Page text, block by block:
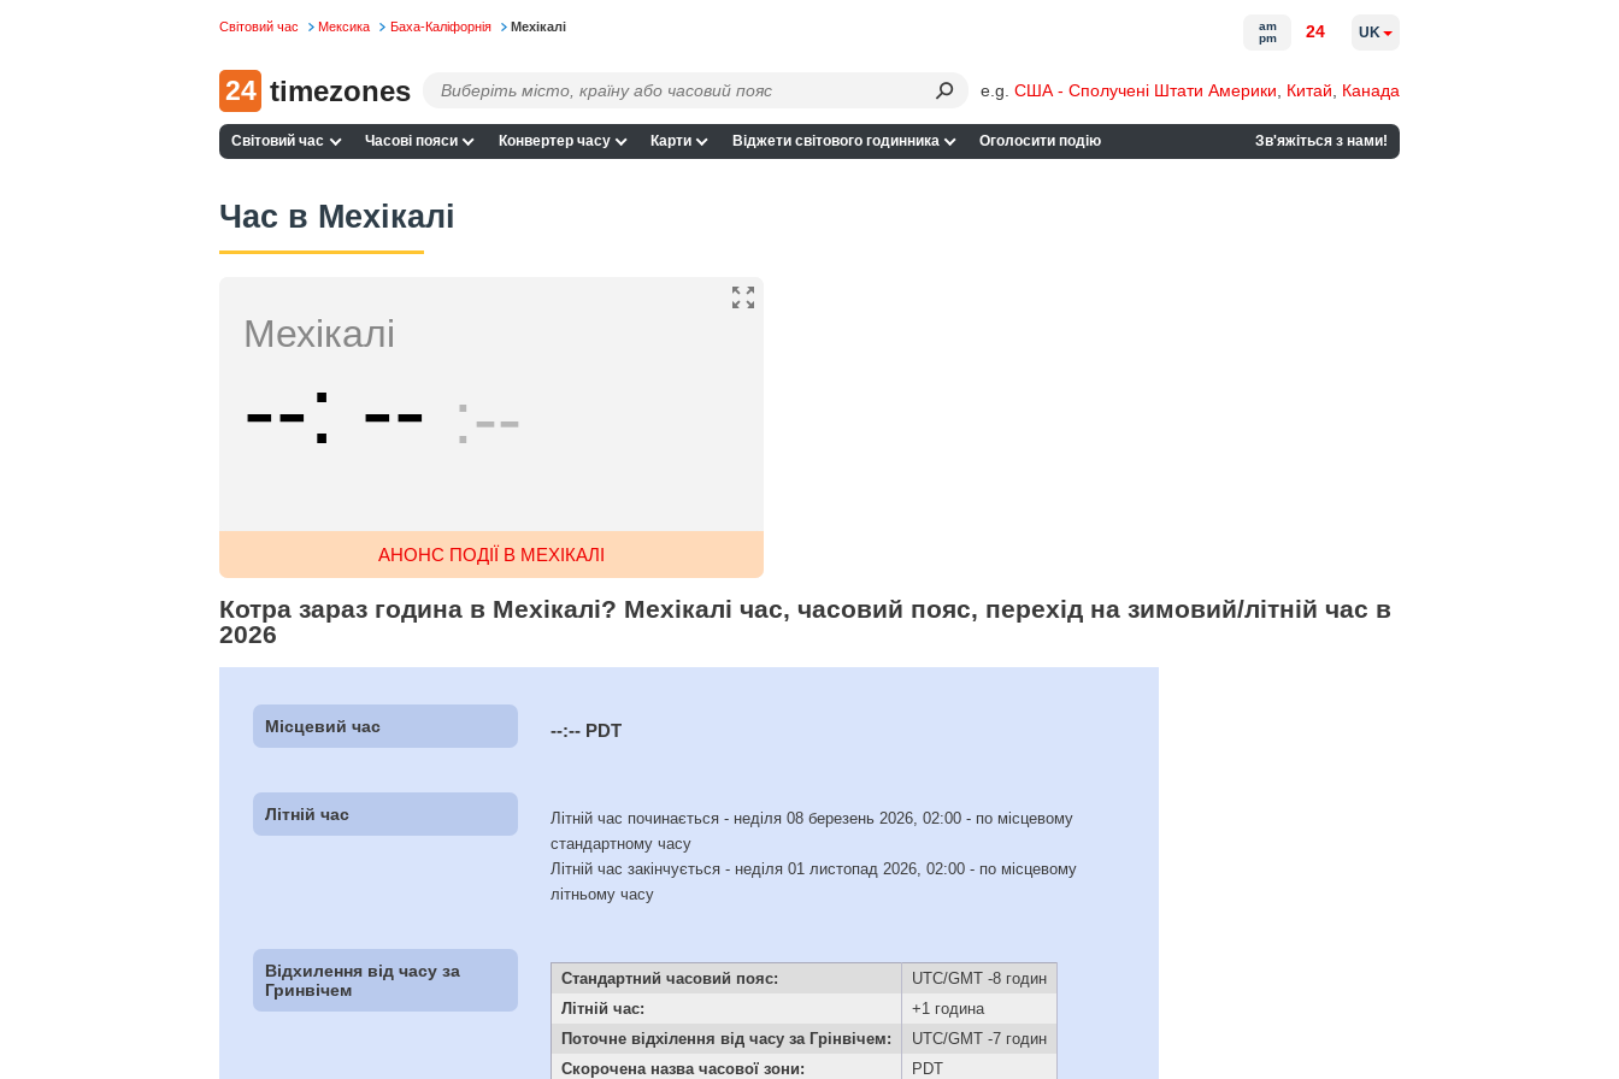
Світовий час Мексика Баха-Каліфорнія Мехікалі
24 timezones e.g. США - Сполучені Штати Америки Китай Канада
Світовий час Часові пояси Конвертер часу Карти Віджети світового годинника Оголосити подію Зв'яжіться з нами!
am
pm
24 UK
Час в Мехікалі
Мехікалі
-- -- --
АНОНС ПОДІЇ В МЕХІКАЛІ
Котра зараз година в Мехікалі? Мехікалі час, часовий пояс, перехід на зимовий/літній час в
2026
Місцевий час --:-- PDT
Літній час
Літній час починається - неділя 08 березень 2026, 02:00 - по місцевому
стандартному часу
Літній час закінчується - неділя 01 листопад 2026, 02:00 - по місцевому
літньому часу
Відхилення від часу за
Гринвічем
Стандартний часовий пояс:
UTC/GMT -8 годин
Літній час:
+1 година
Поточне відхілення від часу за Грінвічем:
UTC/GMT -7 годин
Скорочена назва часової зони:
PDT